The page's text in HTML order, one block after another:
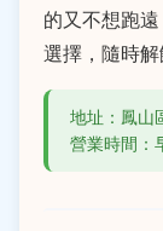
的又不想跑
選擇，隨時解
地址：鳳山
營業時間：